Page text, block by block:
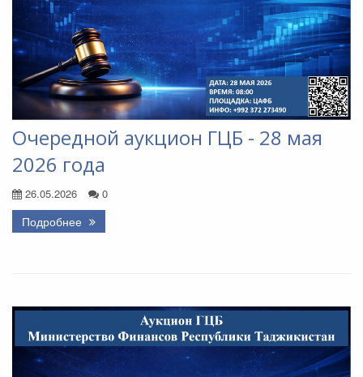
Очередной аукцион ГЦБ - 28 мая
2026 года
26.05.2026 0
Подробнее